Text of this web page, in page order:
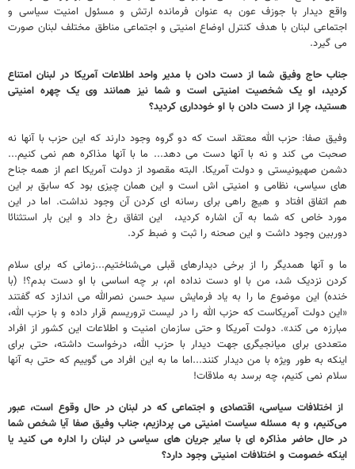
واقع دیدار با جوزف عون به عنوان فرمانده ارتش و مسئول امنیت سیاسی و
اجتماعی لبنان با هدف کنترل اوضاع امنیتی و اجتماعی مناطق مختلف لبنان صورت
می گیرد.
جناب حاج وفیق شما از دست دادن با مدیر واحد اطلاعات آمریکا در لبنان امتناع
کردید، او یک شخصیت امنیتی است و شما نیز همانند وی یک چهره امنیتی
هستید، چرا از دست دادن با او خودداری کردید؟
وفیق صفا: حزب الله معتقد است که دو گروه وجود دارند که این حزب با آنها نه
صحبت می کند و نه با آنها دست می دهد... ما با آنها مذاکره هم نمی کنیم...
دشمن صهیونیستی و دولت آمریکا. البته مقصود از دولت آمریکا اعم از همه جناح
های سیاسی، نظامی و امنیتی اش است و این همان چیزی بود که سابق بر این
هم اتفاق افتاد و هیچ راهی برای رسانه ای کردن آن وجود نداشت. اما در این
مورد خاص که شما به آن اشاره کردید، این اتفاق رخ داد و این بار استثنائا
دوربین وجود داشت و این صحنه را ثبت و ضبط کرد.
ما و آنها همدیگر را از برخی دیدارهای قبلی می‌شناختیم...زمانی که برای سلام
کردن نزدیک شد، من با او دست نداده ام، بر چه اساسی با او دست بدم؟! (با
خنده) این موضوع ما را به یاد فرمایش سید حسن نصرالله می اندازد که گفتند
«این دولت آمریکاست که حزب الله را در لیست تروریسم قرار داده و با حزب الله،
مبارزه می کند». دولت آمریکا و حتی سازمان امنیت و اطلاعات این کشور از افراد
متعددی برای میانجیگری جهت دیدار با حزب الله، درخواست داشته، حتی برای
اینکه به طور ویژه با من دیدار کنند...اما ما به این افراد می گوییم که حتی به آنها
سلام نمی کنیم، چه برسد به ملاقات!
از اختلافات سیاسی، اقتصادی و اجتماعی که در لبنان در حال وقوع است، عبور
می‌کنیم، و به مسئله سیاست امنیتی می پردازیم، جناب وفیق صفا آیا شخص شما
در حال حاضر مذاکره ای با سایر جریان های سیاسی در لبنان را اداره می کنید یا
اینکه خصومت و اختلافات امنیتی وجود دارد؟